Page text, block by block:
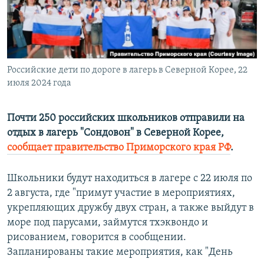
ПОБЕДИТЕЛЕЙ НЕ СУДЯТ?
КРЫМ.НЕПОКОРЕННЫЙ
ELIFBE
УКРАИНСКАЯ ПРОБЛЕМА КРЫМА
ПРИСОЕДИНЯЙТЕСЬ!
Все сайты RFE/RL
Российские дети по дороге в лагерь в Северной Корее, 22
июля 2024 года
Почти 250 российских школьников отправили на
отдых в лагерь "Сондовон" в Северной Корее,
сообщает правительство Приморского края РФ.
Школьники будут находиться в лагере с 22 июля по
2 августа, где "примут участие в мероприятиях,
укрепляющих дружбу двух стран, а также выйдут в
море под парусами, займутся тхэквондо и
рисованием, говорится в сообщении.
Запланированы такие мероприятия, как "День